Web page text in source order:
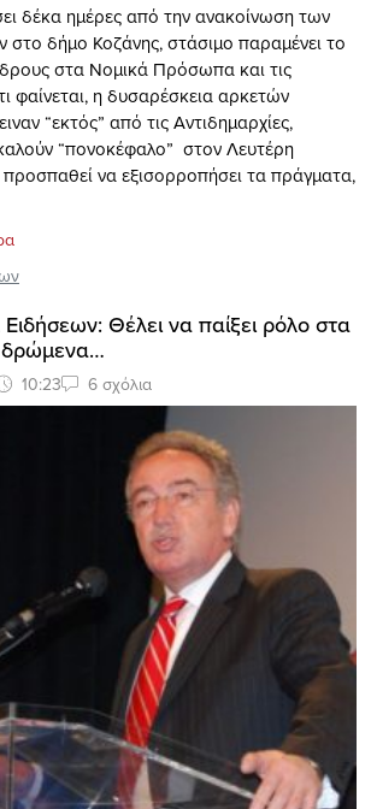
δέκα ημέρες από την ανακοίνωση των
στο δήμο Κοζάνης, στάσιμο παραμένει το
στα Νομικά Πρόσωπα και τις
φαίνεται, η δυσαρέσκεια αρκετών
“εκτός” από τις Αντιδημαρχίες,
“πονοκέφαλο” στον Λευτέρη
προσπαθεί να εξισορροπήσει τα πράγματα,
Θέλει να παίξει ρόλο στα
δρώμενα…
10:23 6 σχόλια